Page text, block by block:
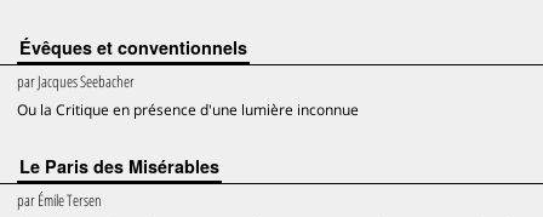
Évêques et conventionnels
parJacques Seebacher
Ou la Critique en présence d'une lumière inconnue
Le Paris des Misérables
parÉmile Tersen